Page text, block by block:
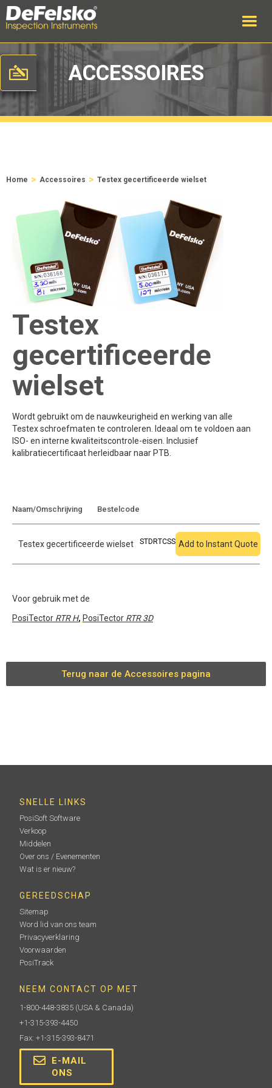
ACCESSOIRES
Home > Accessoires > Testex gecertificeerde wielset
Testex
gecertificeerde
wielset
Wordt gebruikt om de nauwkeurigheid en werking van alle
Testex schroefmaten te controleren. Ideaal om te voldoen aan
ISO- en interne kwaliteitscontrole-eisen. Inclusief
kalibratiecertificaat herleidbaar naar PTB.
Naam/Omschrijving Bestelcode
Testex gecertificeerde wielset STDRTCSS Add to Instant Quote
Voor gebruik met de
PosiTector RTR H, PosiTector RTR 3D
Terug naar de Accessoires pagina
SNELLE LINKS
PosiSoft Software
Verkoop
Middelen
Over ons / Evenementen
Wat is er nieuw?
GEREEDSCHAP
Sitemap
Word lid van ons team
Privacyverklaring
Voorwaarden
PosiTrack
NEEM CONTACT OP MET
1-800-448-3835 (USA & Canada)
+1-315-393-4450
Fax: +1-315-393-8471
E-MAIL
ONS